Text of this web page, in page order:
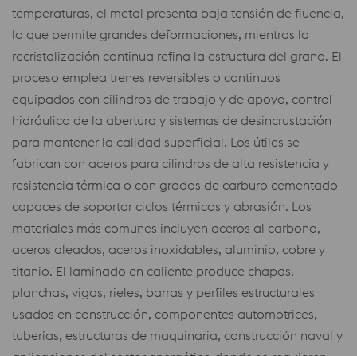
temperaturas, el metal presenta baja tensión de fluencia,
lo que permite grandes deformaciones, mientras la
recristalización continua refina la estructura del grano. El
proceso emplea trenes reversibles o continuos
equipados con cilindros de trabajo y de apoyo, control
hidráulico de la abertura y sistemas de desincrustación
para mantener la calidad superficial. Los útiles se
fabrican con aceros para cilindros de alta resistencia y
resistencia térmica o con grados de carburo cementado
capaces de soportar ciclos térmicos y abrasión. Los
materiales más comunes incluyen aceros al carbono,
aceros aleados, aceros inoxidables, aluminio, cobre y
titanio. El laminado en caliente produce chapas,
planchas, vigas, rieles, barras y perfiles estructurales
usados en construcción, componentes automotrices,
tuberías, estructuras de maquinaria, construcción naval y